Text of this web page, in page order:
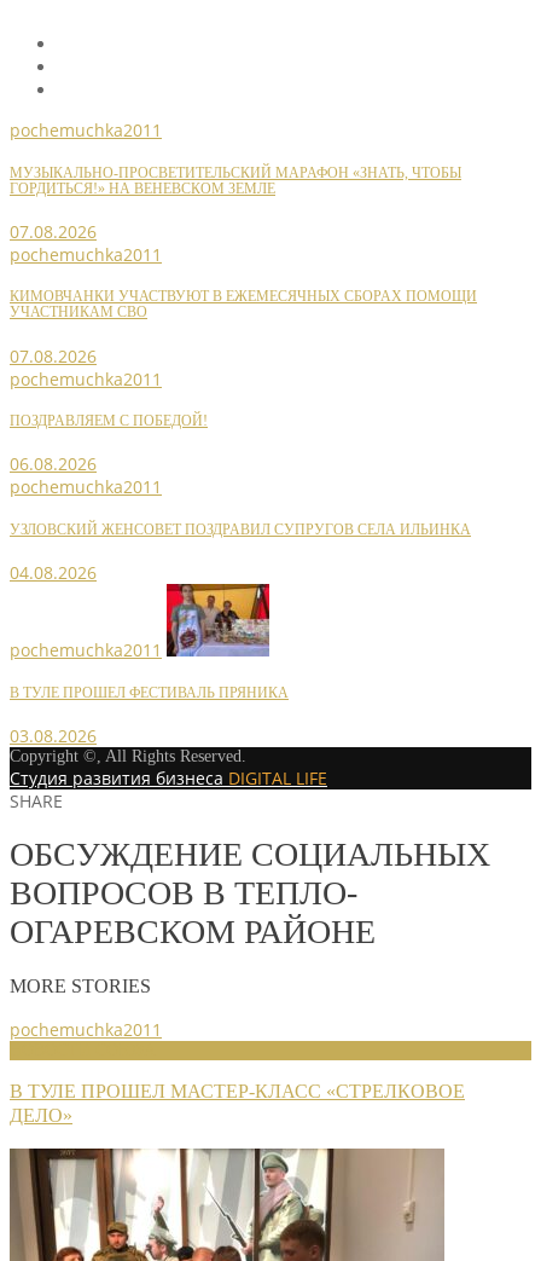
pochemuchka2011
МУЗЫКАЛЬНО-ПРОСВЕТИТЕЛЬСКИЙ МАРАФОН «ЗНАТЬ, ЧТОБЫ
ГОРДИТЬСЯ!» НА ВЕНЕВСКОМ ЗЕМЛЕ
07.08.2026
pochemuchka2011
КИМОВЧАНКИ УЧАСТВУЮТ В ЕЖЕМЕСЯЧНЫХ СБОРАХ ПОМОЩИ
УЧАСТНИКАМ СВО
07.08.2026
pochemuchka2011
ПОЗДРАВЛЯЕМ С ПОБЕДОЙ!
06.08.2026
pochemuchka2011
УЗЛОВСКИЙ ЖЕНСОВЕТ ПОЗДРАВИЛ СУПРУГОВ СЕЛА ИЛЬИНКА
04.08.2026
pochemuchka2011
В ТУЛЕ ПРОШЕЛ ФЕСТИВАЛЬ ПРЯНИКА
03.08.2026
Copyright ©, All Rights Reserved.
Студия развития бизнеса DIGITAL LIFE
SHARE
ОБСУЖДЕНИЕ СОЦИАЛЬНЫХ
ВОПРОСОВ В ТЕПЛО-
ОГАРЕВСКОМ РАЙОНЕ
MORE STORIES
pochemuchka2011
В ТУЛЕ ПРОШЕЛ МАСТЕР-КЛАСС «СТРЕЛКОВОЕ
ДЕЛО»